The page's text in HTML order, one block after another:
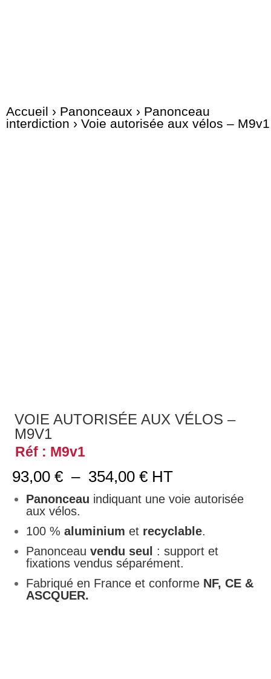
Accueil › Panonceaux › Panonceau
interdiction › Voie autorisée aux vélos – M9v1
VOIE AUTORISÉE AUX VÉLOS –
M9V1
Réf : M9v1
93,00€ – 354,00€Plage
de
prix :
à
354,00 €
HT
Panonceau indiquant une voie autorisée
aux vélos.
100 %aluminiumet recyclable.
Panonceau vendu seul
: support et
fixations vendus séparément.
Fabriqué en France et conforme NF, CE &
ASCQUER.